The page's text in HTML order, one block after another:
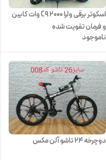
اسکوتر برقی ولرا C9 ۲۰۰۰ وات کابین
و فرمان تقویت شده
ناموجود
دوچرخه 24 تاشو آلن مکس